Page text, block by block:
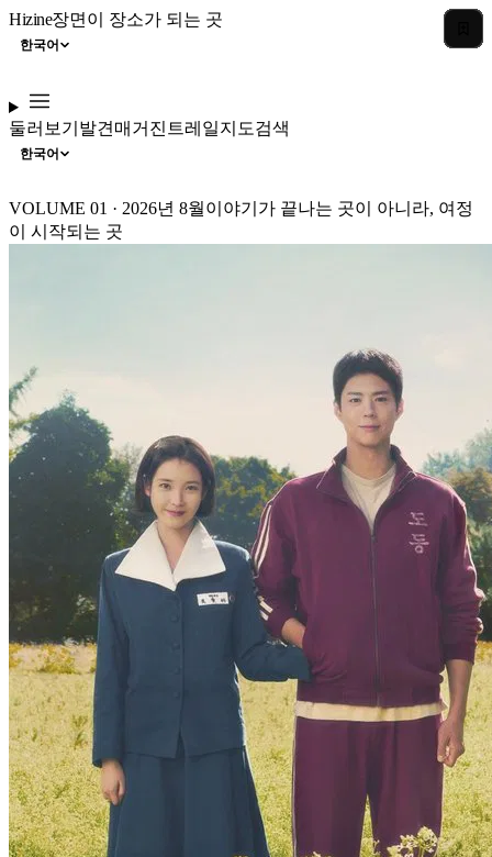
Hizine장면이 장소가 되는 곳
한국어
둘러보기 발견 매거진 트레일지도검색
한국어
VOLUME 01 · 2026년 8월이야기가 끝나는 곳이 아니라, 여정
이 시작되는 곳